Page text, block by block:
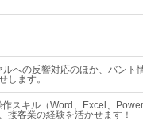
ルへの反響対応のほか、バン
します。
作スキル（Word、Excel、
接客業の経験を活かせます！